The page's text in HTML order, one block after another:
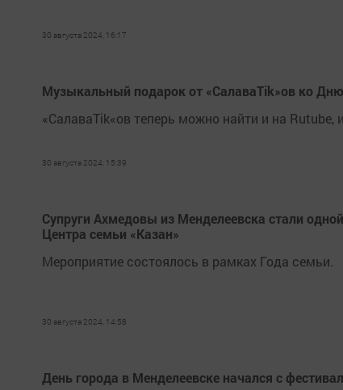
30 августа 2024, 16:17
Музыкальный подарок от «СалаваTik»ов ко
«СалаваTik«ов теперь можно найти и на
30 августа 2024, 15:39
Супруги Ахмедовы из Менделеевска стали
Центра семьи «Казан»
Мероприятие состоялось в рамках Года семьи.
30 августа 2024, 14:58
День города в Менделеевске начался с